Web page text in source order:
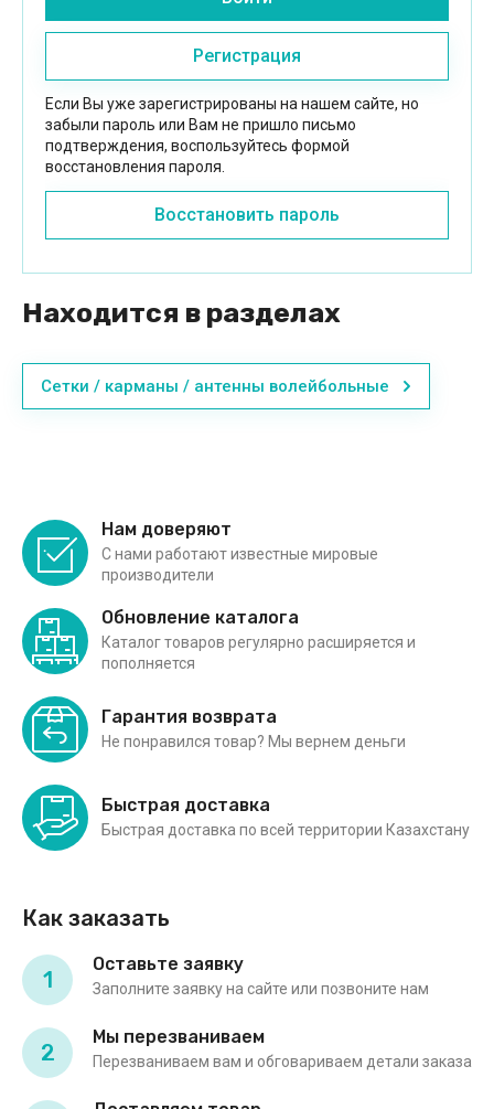
Регистрация
Если Вы уже зарегистрированы на нашем сайте, но
забыли пароль или Вам не пришло письмо
подтверждения, воспользуйтесь формой
восстановления пароля.
Восстановить пароль
Находится в разделах
Сетки / карманы / антенны волейбольные
Нам доверяют
С нами работают известные мировые
производители
Обновление каталога
Каталог товаров регулярно расширяется и
пополняется
Гарантия возврата
Не понравился товар? Мы вернем деньги
Быстрая доставка
Быстрая доставка по всей территории Казахстану
Как заказать
1
Оставьте заявку
Заполните заявку на сайте или позвоните нам
2
Мы перезваниваем
Перезваниваем вам и обговариваем детали заказа